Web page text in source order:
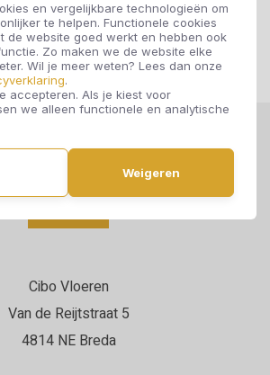
en vergelijkbare technologieën om
te helpen. Functionele cookies
de website goed werkt en hebben ook
Zo maken we de website elke
Wil je meer weten? Lees dan onze
.
accepteren. Als je kiest voor
we alleen functionele en analytische
Weigeren
Cibo Vloeren
Van de Reijtstraat 5
4814 NE Breda